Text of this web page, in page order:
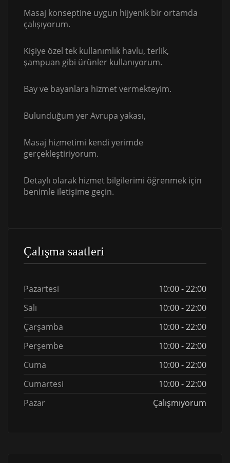
Masaj konseptine uygun hijyenik bir ortamda
çalışıyorum.
Kişiye özel tek kullanımlık havlu, terlik,
şampuan gibi ürünler kullanıyorum.
Bay ve bayanlara hizmet vermekteyim.
Bulunduğum yer Avrupa yakası,
Masaj hizmetimi kendi yerimde
gerçekleştiriyorum.
Detaylı olarak hizmet bilgilerimi öğrenmek için
benimle iletişime geçin.
Çalışma saatleri
Pazartesi
10:00 - 22:00
Salı
10:00 - 22:00
Çarşamba
10:00 - 22:00
Perşembe
10:00 - 22:00
Cuma
10:00 - 22:00
Cumartesi
10:00 - 22:00
Pazar
Çalışmıyorum